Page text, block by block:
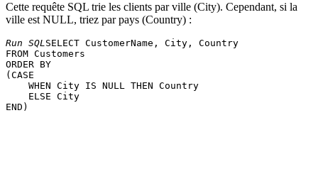
Cette requête SQL trie les clients par ville (City). Cependant, si la
ville est NULL, triez par pays (Country) :
Run SQLSELECT CustomerName, City, Country
FROM Customers
ORDER BY
(CASE
    WHEN City IS NULL THEN Country
    ELSE City